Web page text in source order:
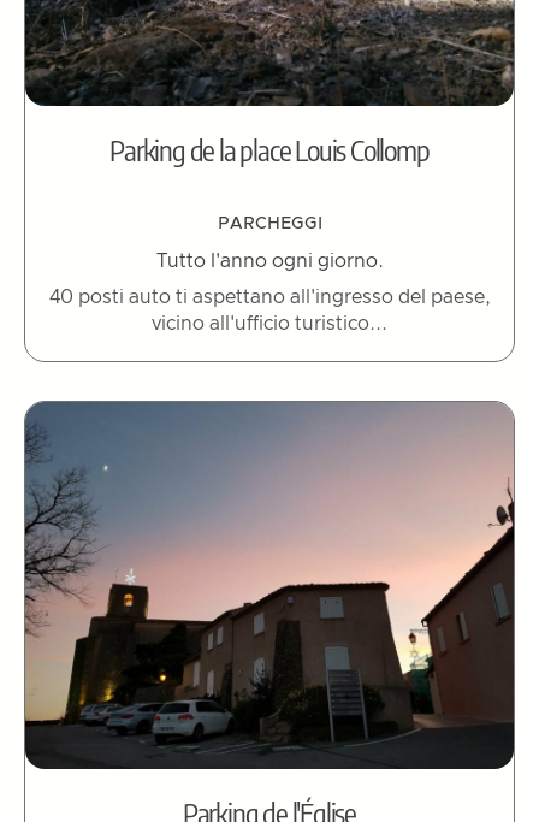
Parking de la place Louis Collomp
PARCHEGGI
Tutto l'anno ogni giorno.
40 posti auto ti aspettano all'ingresso del paese,
vicino all'ufficio turistico...
Parking de l'Église